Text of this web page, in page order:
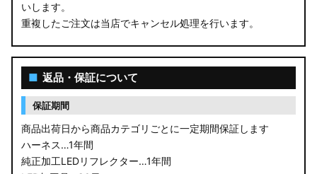
いします。
重複したご注文は当店でキャンセル処理を行います。
■ 返品・保証について
保証期間
商品出荷日から商品カテゴリごとに一定期間保証します
ハーネス…1年間
純正加工LEDリフレクター…1年間